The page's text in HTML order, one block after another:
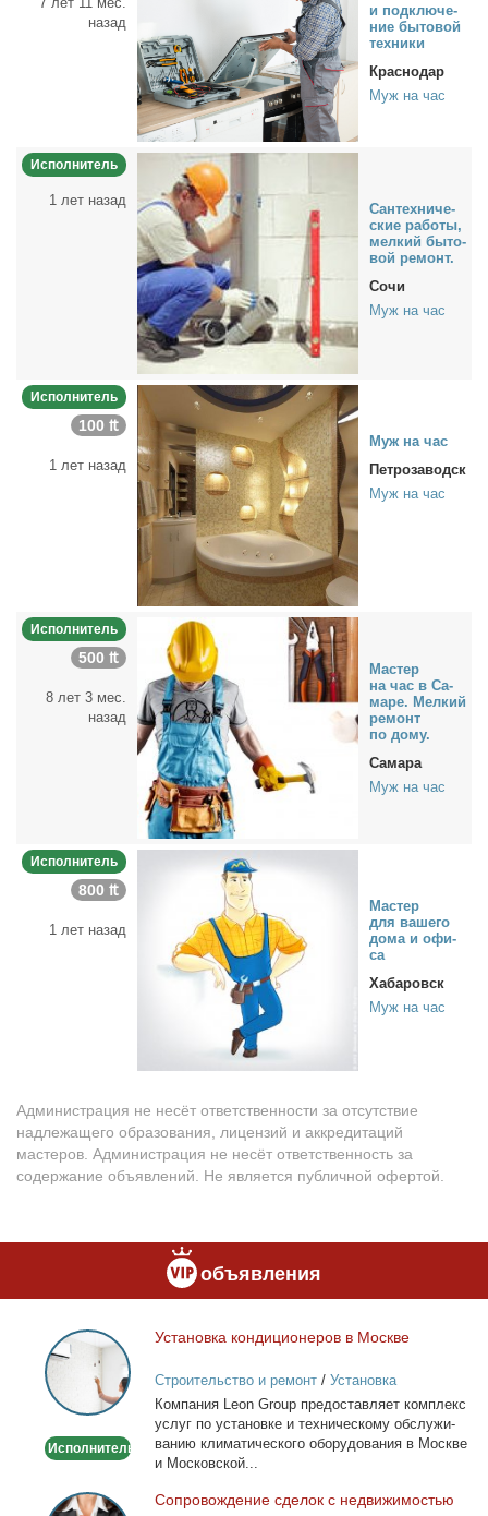
назад
и под­клю­че­
ние бы­то­вой
тех­ни­ки
Краснодар
Муж на час
Исполнитель
1 лет назад
Сан­тех­ни­че­
ские ра­бо­ты,
мел­кий бы­то­
вой ре­монт.
Сочи
Муж на час
Исполнитель
100 ₶
1 лет назад
Муж на час
Петрозаводск
Муж на час
Исполнитель
500 ₶
8 лет 3 мес.
назад
Ма­стер
на час в Са­
ма­ре. Мел­кий
ре­монт
по до­му.
Самара
Муж на час
Исполнитель
800 ₶
1 лет назад
Ма­стер
для ва­ше­го
до­ма и офи­
са
Хабаровск
Муж на час
Администрация не несёт ответственности за отсутствие
надлежащего образования, лицензий и аккредитаций
мастеров. Администрация не несёт ответственность за
содержание объявлений. Не является публичной офертой.
объявления
Установка
кондиционеров
в
Москве
Исполнитель
Уста­нов­ка кон­ди­ци­о­не­ров в Москве
Строительство и ремонт/ Установка
кондиционеров
Ком­па­ния Leon Group предо­став­ля­ет ком­плекс
услуг по уста­нов­ке и тех­ни­че­ско­му об­слу­жи­
ва­нию кли­ма­ти­че­ско­го обо­ру­до­ва­ния в Москве
и Мос­ков­ской...
СопровождениеСо­про­вож­де­ние сде­лок с недви­жи­мо­стью